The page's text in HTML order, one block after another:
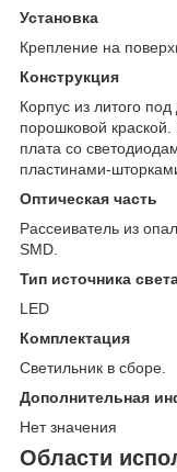
Установка
Крепление на
Конструкция
Корпус из литого
порошковой
плата со
пластинами-
Оптическая часть
Рассеиватель из
SMD.
Тип источника
LED
Комплектация
Светильник в сборе.
Дополнительная
Нет значения
Области